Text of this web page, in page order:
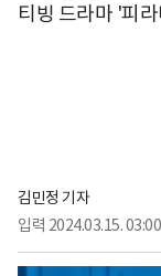
티빙 드라마 '피
김민정 기자
입력 2024.03.15. 03:00